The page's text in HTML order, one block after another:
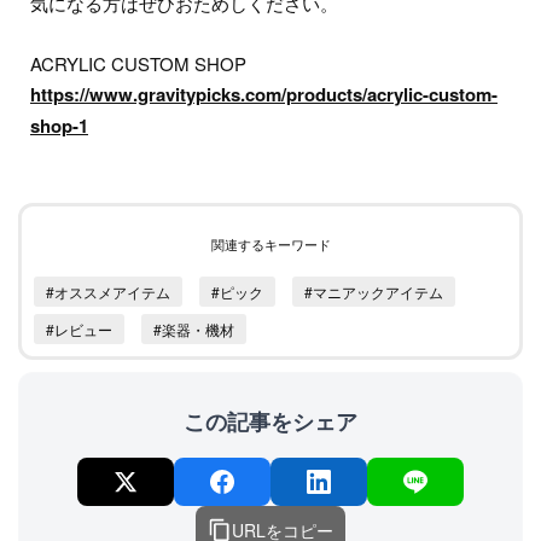
ACRYLIC CUSTOM SHOP
https://www.gravitypicks.com/products/acrylic-custom-
shop-1
関連するキーワード
#オススメアイテム #ピック
#マニアックアイテム
#レビュー
#楽器・機材
この記事をシェア
URLをコピー